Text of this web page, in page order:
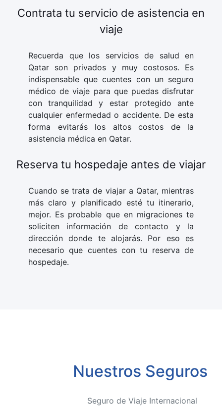
Contrata tu servicio de asistencia en
viaje
Recuerda que los servicios de salud en
Qatar son privados y muy costosos. Es
indispensable que cuentes con un seguro
médico de viaje para que puedas disfrutar
con tranquilidad y estar protegido ante
cualquier enfermedad o accidente. De esta
forma evitarás los altos costos de la
asistencia médica en Qatar.
Reserva tu hospedaje antes de viajar
Cuando se trata de viajar a Qatar, mientras
más claro y planificado esté tu itinerario,
mejor. Es probable que en migraciones te
soliciten información de contacto y la
dirección donde te alojarás. Por eso es
necesario que cuentes con tu reserva de
hospedaje.
Nuestros Seguros
Seguro de Viaje Internacional